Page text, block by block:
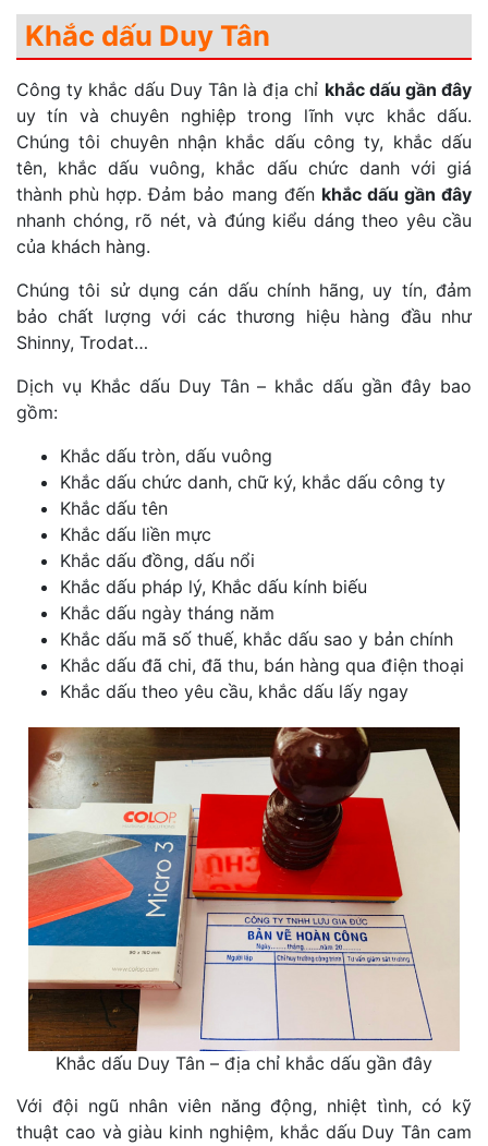
Khắc dấu Duy Tân
Công ty khắc dấu Duy Tân là địa chỉ khắc dấu gần đây
uy tín và chuyên nghiệp trong lĩnh vực khắc dấu.
Chúng tôi chuyên nhận khắc dấu công ty, khắc dấu
tên, khắc dấu vuông, khắc dấu chức danh với giá
thành phù hợp. Đảm bảo mang đến khắc dấu gần đây
nhanh chóng, rõ nét, và đúng kiểu dáng theo yêu cầu
của khách hàng.
Chúng tôi sử dụng cán dấu chính hãng, uy tín, đảm
bảo chất lượng với các thương hiệu hàng đầu như
Shinny, Trodat…
Dịch vụ Khắc dấu Duy Tân – khắc dấu gần đây bao
gồm:
Khắc dấu tròn, dấu vuông
Khắc dấu chức danh, chữ ký, khắc dấu công ty
Khắc dấu tên
Khắc dấu liền mực
Khắc dấu đồng, dấu nổi
Khắc dấu pháp lý, Khắc dấu kính biếu
Khắc dấu ngày tháng năm
Khắc dấu mã số thuế, khắc dấu sao y bản chính
Khắc dấu đã chi, đã thu, bán hàng qua điện thoại
Khắc dấu theo yêu cầu, khắc dấu lấy ngay
Khắc dấu Duy Tân – địa chỉ khắc dấu gần đây
Với đội ngũ nhân viên năng động, nhiệt tình, có kỹ
thuật cao và giàu kinh nghiệm, khắc dấu Duy Tân cam